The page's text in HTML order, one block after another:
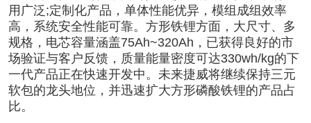
用广泛;定制化产品，单体性能优异，模组成组效率
高，系统安全性能可靠。方形铁锂方面，大尺寸、多
规格，电芯容量涵盖75Ah~320Ah，已获得良好的市
场验证与客户反馈，质量能量密度可达330wh/kg的下
一代产品正在快速开发中。未来捷威将继续保持三元
软包的龙头地位，并迅速扩大方形磷酸铁锂的产品占
比。